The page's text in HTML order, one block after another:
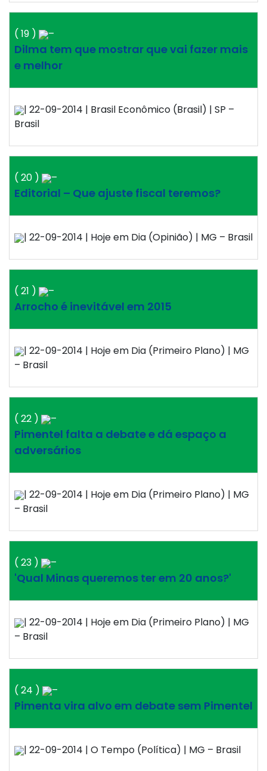
( 19 ) –
Dilma tem que mostrar que vai fazer mais
e melhor
| 22-09-2014 | Brasil Econômico (Brasil) | SP –
Brasil
( 20 ) –
Editorial – Que ajuste fiscal teremos?
| 22-09-2014 | Hoje em Dia (Opinião) | MG – Brasil
( 21 ) –
Arrocho é inevitável em 2015
| 22-09-2014 | Hoje em Dia (Primeiro Plano) | MG
– Brasil
( 22 ) –
Pimentel falta a debate e dá espaço a
adversários
| 22-09-2014 | Hoje em Dia (Primeiro Plano) | MG
– Brasil
( 23 ) –
'Qual Minas queremos ter em 20 anos?'
| 22-09-2014 | Hoje em Dia (Primeiro Plano) | MG
– Brasil
( 24 ) –
Pimenta vira alvo em debate sem Pimentel
| 22-09-2014 | O Tempo (Política) | MG – Brasil